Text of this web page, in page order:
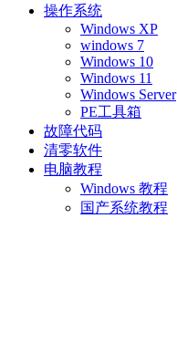
操作系统
Windows XP
windows 7
Windows 10
Windows 11
Windows Server
PE工具箱
故障代码
清零软件
电脑教程
Windows 教程
国产系统教程